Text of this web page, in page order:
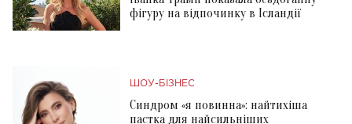
фігуру на відпочинку в Ісландії
ШОУ-БІЗНЕС
Синдром «я повинна»: найтихіша
пастка для найсильніших